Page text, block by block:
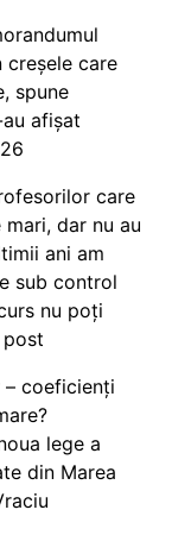
creșele care
spune
afișat
care
dar nu au
ani am
sub control
nu poți
– coeficienți
lege a
din Marea